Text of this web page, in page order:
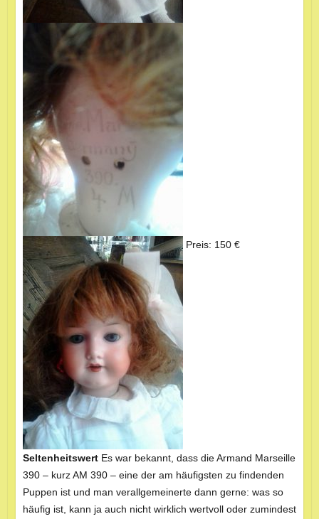
Preis: 150 €
SeltenheitswertEs war bekannt, dass die Armand Marseille
390 – kurz AM 390 – eine der am häufigsten zu findenden
Puppen ist und man verallgemeinerte dann gerne: was so
häufig ist, kann ja auch nicht wirklich wertvoll oder zumindest